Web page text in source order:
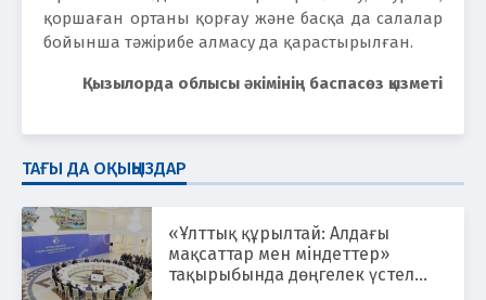
қоршаған ортаны қорғау және басқа да салалар
бойынша тәжірибе алмасу да қарастырылған.
Қызылорда облысы әкімінің баспасөз қызметі
ТАҒЫ ДА ОҚЫҢЫЗДАР
«Ұлттық құрылтай: Алдағы
мақсаттар мен міндеттер»
тақырыбында дөңгелек үстел